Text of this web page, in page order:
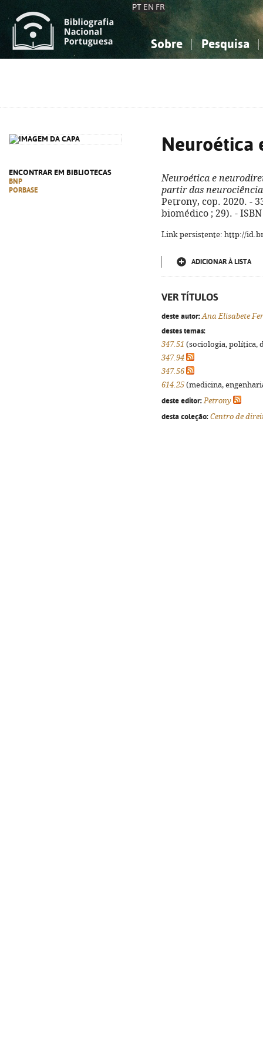
PT EN FR
Sobre Pesquisa
ENCONTRAR EM BIBLIOTECAS
BNP
PORBASE
Neuroética
Neuroética e
partir das
Petrony, cop. 2020. -
biomédico ; 29). -
Link persistente: http://
ADICIONAR À LISTA
VER TÍTULOS
deste autor: Ana Elisabete
destes temas:
347.51 (sociologia, política,
347.94
347.56
614.25 (medicina,
deste editor: Petrony
desta coleção: Centro de